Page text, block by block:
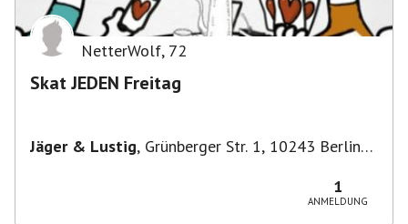
NetterWolf, 72
Skat JEDEN Freitag
Jäger & Lustig, Grünberger Str. 1, 10243 Berlin-
1
ANMELDUNG